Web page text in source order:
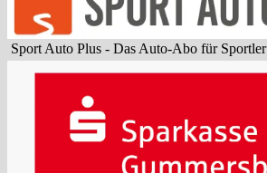
Sport Auto Plus - Das Auto-Abo für Sportler